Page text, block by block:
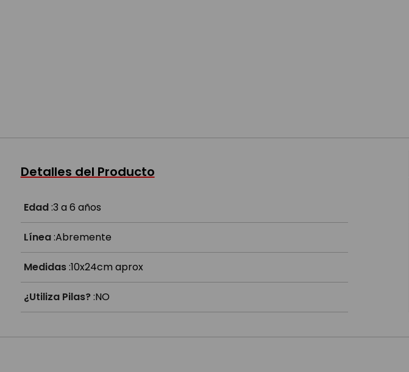
Detalles del Producto
Edad:3 a 6 años
Línea:Abremente
Medidas:10x24cm aprox
¿Utiliza Pilas?:NO